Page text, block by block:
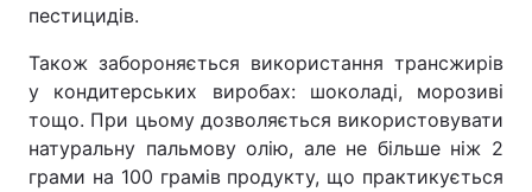
пестицидів.
Також забороняється використання трансжирів
у кондитерських виробах: шоколаді, морозиві
тощо. При цьому дозволяється використовувати
натуральну пальмову олію, але не більше ніж 2
грами на 100 грамів продукту, що практикується